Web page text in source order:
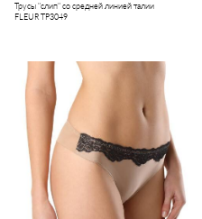
Трусы "слип" со средней линией талии
FLEUR TP3049